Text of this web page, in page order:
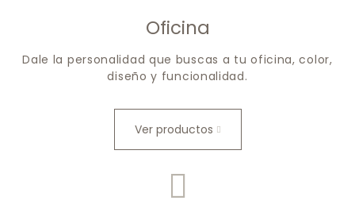
Oficina
Dale la personalidad que buscas a tu oficina, color,
diseño y funcionalidad.
Ver productos